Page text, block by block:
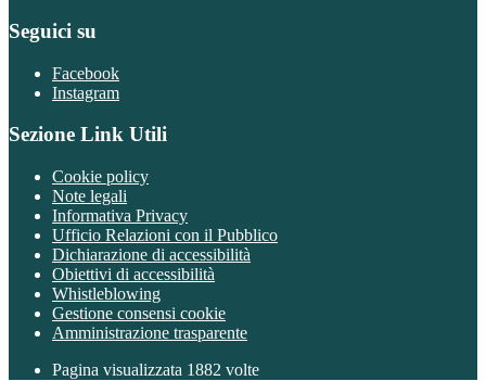
Seguici su
Facebook
Instagram
Sezione Link Utili
Cookie policy
Note legali
Informativa Privacy
Ufficio Relazioni con il Pubblico
Dichiarazione di accessibilità
Obiettivi di accessibilità
Whistleblowing
Gestione consensi cookie
Amministrazione trasparente
Pagina visualizzata 1882 volte